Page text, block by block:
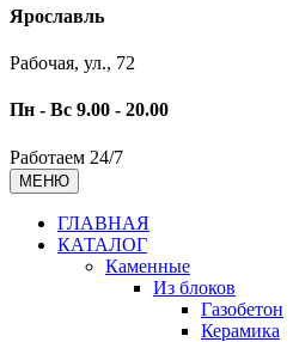
Ярославль
Рабочая, ул., 72
Пн - Вс 9.00 - 20.00
Работаем 24/7
МЕНЮ
ГЛАВНАЯ
КАТАЛОГ
Каменные
Из блоков
Газобетон
Керамика